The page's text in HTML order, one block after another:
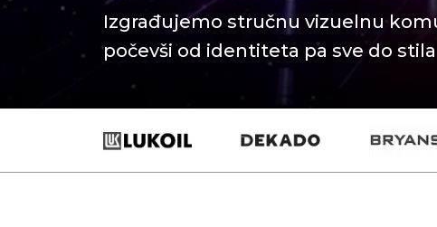
Izgrađujemo stručnu vizuelnu
počevši od identiteta pa sve do